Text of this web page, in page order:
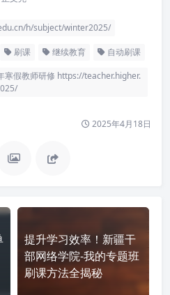
h/subject/winter2025/
刷课 继续教育
自动刷课
寒假教师研修 https://teacher.higher.
2025年4月18日
提升学习效率！新疆干
部网络学院-我的专题班
刷课方法全揭秘